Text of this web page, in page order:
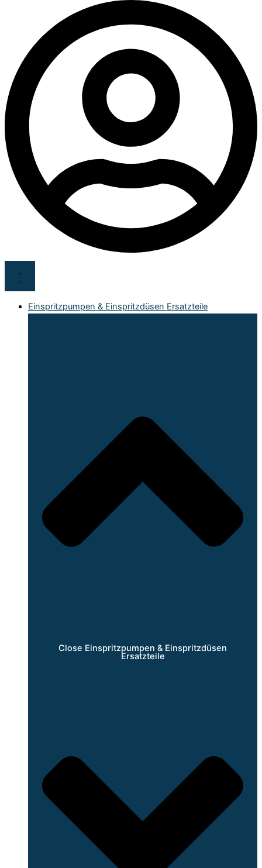
Einspritzpumpen & Einspritzdüsen Ersatzteile
Close Einspritzpumpen & Einspritzdüsen
Ersatzteile